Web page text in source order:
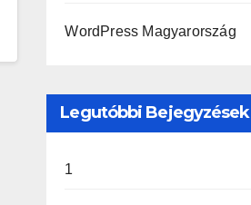
WordPress Magyarország
Legutóbbi Bejegyzések
1